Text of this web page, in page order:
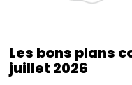
Les bons plans
juillet 2026